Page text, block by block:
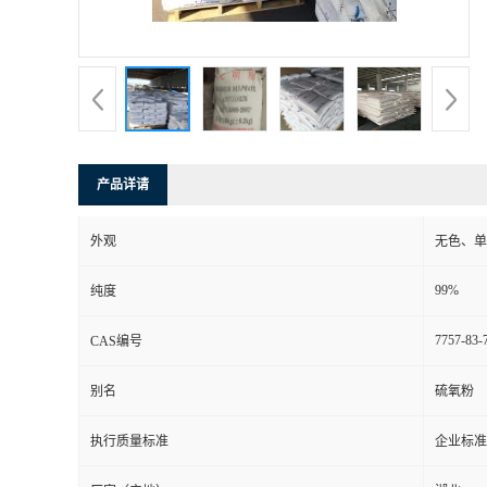
产品详请
外观 无色、
纯度 99%
CAS编号 7757-83-
别名 硫氧粉
执行质量标准 企业标准